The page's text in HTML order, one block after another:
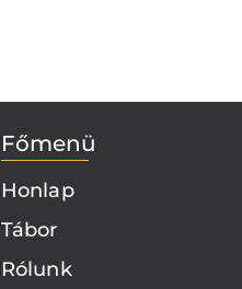
Főmenü
Honlap
Tábor
Rólunk